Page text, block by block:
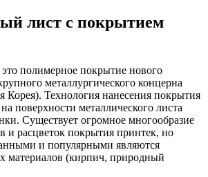
лист с покрытием
полимерное покрытие нового
металлургического концерна
Технология нанесения покрытия
на поверхности металлического листа
Существует огромное многообразие
и расцветок покрытия принтек, но
и популярными являются
материалов (кирпич, природный